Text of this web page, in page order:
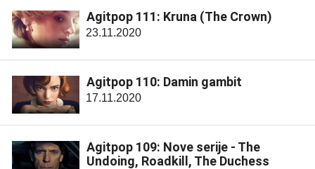
Agitpop 111: Kruna (The Crown)
23.11.2020
Agitpop 110: Damin gambit
17.11.2020
Agitpop 109: Nove serije - The
Undoing, Roadkill, The Duchess